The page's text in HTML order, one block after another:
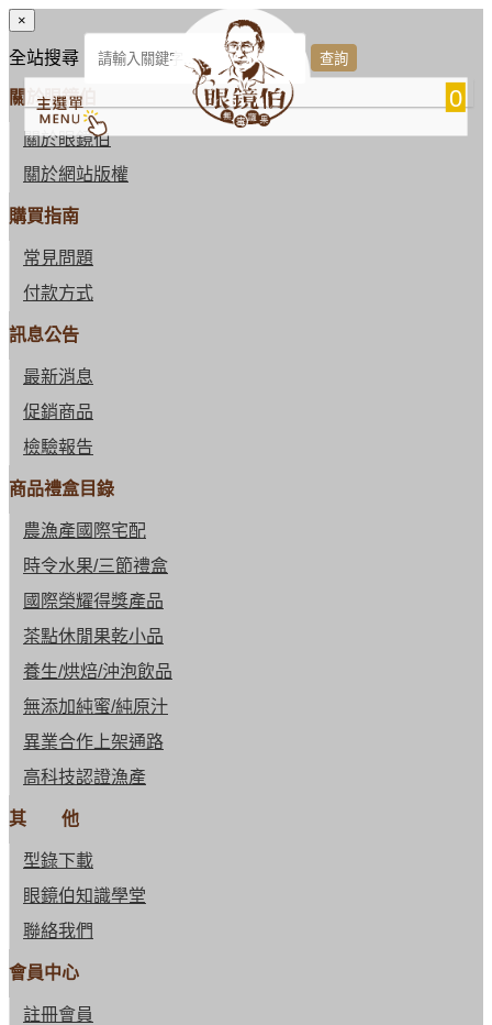
0
×
全站搜尋
關於眼鏡伯
關於眼鏡伯
關於網站版權
購買指南
常見問題
付款方式
訊息公告
最新消息
促銷商品
檢驗報告
商品禮盒目錄
農漁產國際宅配
時令水果/三節禮盒
國際榮耀得獎產品
茶點休閒果乾小品
養生/烘焙/沖泡飲品
無添加純蜜/純原汁
異業合作上架通路
高科技認證漁產
其 他
型錄下載
眼鏡伯知識學堂
聯絡我們
會員中心
註冊會員